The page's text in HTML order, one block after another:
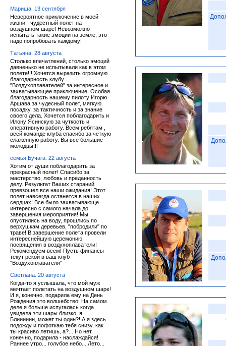
Мариша. 13 сентября
Невероятное приключение в моей
жизни - чудестный полет на
воздушном шаре! Невозможно
испытать такие эмоции на земле, это
надо попробовать каждому!
Татьяна. 28 августа
Столько впечатлений, столько эмоций
давненько не испытывали как в этом
полете!!!!Хочется выразить огромную
благодарность клубу
"Воздухоплавателей" за интересное и
захватывающее приключение. Особая
благодарность нашему пилоту Игорю
Аршава за чудесный полет, мягкую
посадку, за тактичность и за знание
своего дела. Хочется поблагодарить и
Илону Ясинскую за чуткость и
оперативную работу. Всем ребятам ,
всей команде клуба спасибо за четкую
слаженную работу. Вы все большие
молодцы!!!
семья Бучага. 22 августа
Хотим от души поблагодарить за
прекрасный полет! Спасибо за
мастерство, любовь и преданность
делу. Результат Ваших стараний
превзошел все наши ожидания! Этот
полет навсегда останется в наших
сердцах! Все было захватывающе
интересно с самого начала до
завершения мероприятия! Мы
опустились на воду, прошлись по
верхушкам деревьев, "побродили" по
траве! В завершение полета провели
интереснейшую церемонию
посвящения в воздухоплаватели!
Рекомендуем всем! Пусть финансы
текут рекой в ваш клуб
"Воздухоплаватели"
Светлана. 20 августа
Когда-то я услышала, что мой муж
мечтает полетать на воздушном шаре!
И я, конечно, подарила ему на День
Рождения это волшебство! На самом
деле я больше испугалась когда
увидела эти шары близко, я...
Блииииин, может ты один?! А я здесь
подожду и пофоткаю тебя снизу, как
ты красиво летишь, а?... Но нет,
конечно, подарила - наслаждайся!
Раннее утро... голубое небо... Лето...